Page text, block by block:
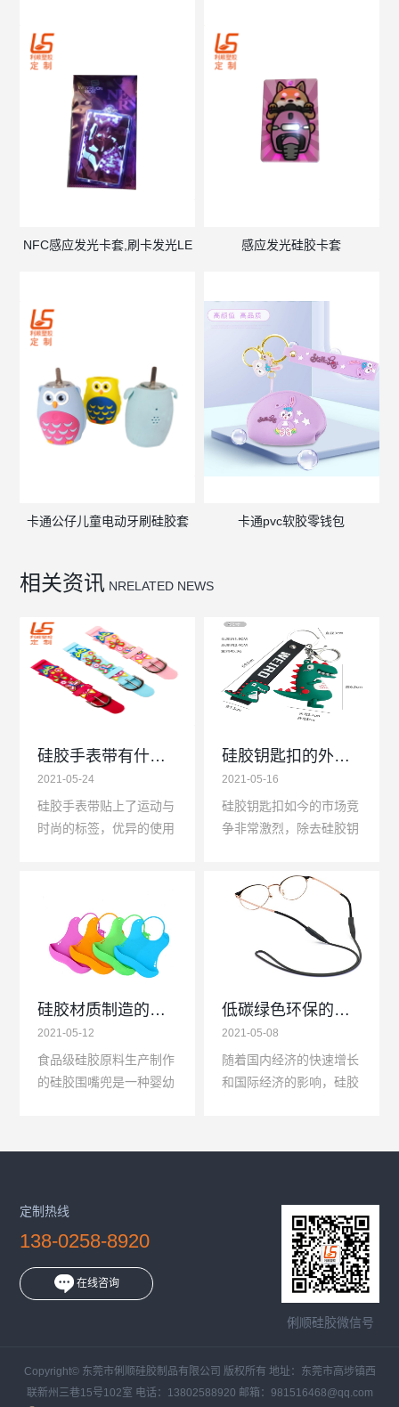
NFC感应发光卡套,刷卡发光LE 感应发光硅胶卡套
卡通公仔儿童电动牙刷硅胶套 卡通pvc软胶零钱包
相关资讯 NRELATED NEWS
硅胶手表带有什么优势？
2021-05-24
硅胶手表带贴上了运动与
时尚的标签，优异的使用
旧是高档手表最青睐的...
硅胶钥匙扣的外观决定了产品能否畅销
2021-05-16
硅胶钥匙扣如今的市场竞
争非常激烈，除去硅胶钥
原料问题以及硅胶模具问
题等，每个细节都能决定
客户是否会下订单，特...
硅胶材质制造的婴幼儿硅胶围兜
2021-05-12
食品级硅胶原料生产制作
的硅胶围嘴兜是一种婴幼
测，有FDA证书和LFGB
低碳绿色环保的硅胶制品介绍
2021-05-08
随着国内经济的快速增长
和国际经济的影响，硅胶
上涨，单从硅胶制品行业
俐顺硅胶微信号
定制热线
138-0258-8920
在线咨询
Copyright© 东莞市俐顺硅胶制品有限公司 版权所有 地址：东莞市高埗镇西
联新州三巷15号102室 电话：13802588920 邮箱：981516468@qq.com